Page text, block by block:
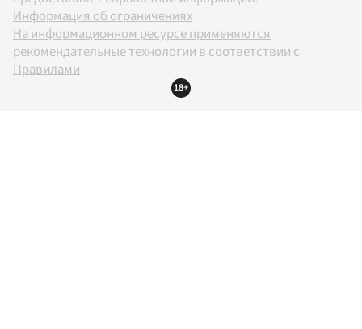
Информация об ограничениях
На информационном ресурсе применяются
рекомендательные технологии в соответствии с
Правилами
18+